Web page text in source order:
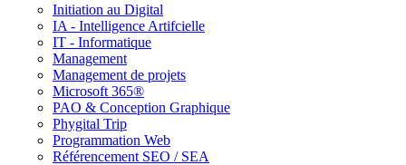
Initiation au Digital
IA - Intelligence Artifcielle
IT - Informatique
Management
Management de projets
Microsoft 365®
PAO & Conception Graphique
Phygital Trip
Programmation Web
Référencement SEO / SEA